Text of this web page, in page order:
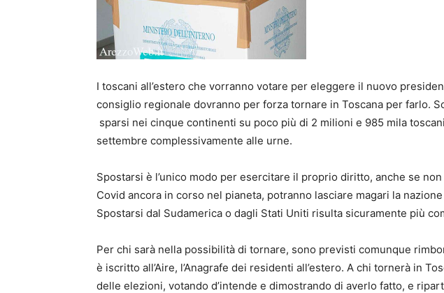
I toscani all’estero che vorranno votare per eleggere il nuovo
consiglio regionale dovranno per forza tornare in Toscana per farlo.
sparsi nei cinque continenti su poco più di 2 milioni e 985 mila
settembre complessivamente alle urne.
Spostarsi è l’unico modo per esercitare il proprio diritto, anche se
Covid ancora in corso nel pianeta, potranno lasciare magari la
Spostarsi dal Sudamerica o dagli Stati Uniti risulta sicuramente più
Per chi sarà nella possibilità di tornare, sono previsti comunque
è iscritto all’Aire, l’Anagrafe dei residenti all’estero. A chi tornerà in
delle elezioni, votando d’intende e dimostrando di averlo fatto, e